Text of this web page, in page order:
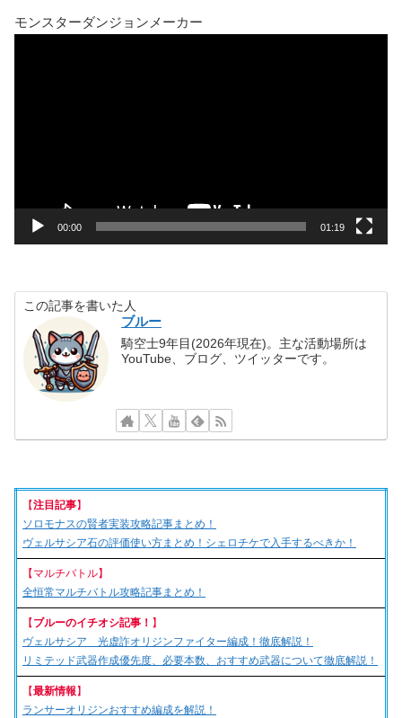
モンスターダンジョンメーカー
00:00 01:19
この記事を書いた人
ブルー
騎空士9年目(2026年現在)。主な活動場所は
YouTube、ブログ、ツイッターです。
【注目記事】
ソロモナスの賢者実装攻略記事まとめ！
ヴェルサシア石の評価使い方まとめ！シェロチケで入手するべきか！
【マルチバトル】
全恒常マルチバトル攻略記事まとめ！
【ブルーのイチオシ記事！ 】
ヴェルサシア 光虚詐オリジンファイター編成！徹底解説！
リミテッド武器作成優先度、必要本数、おすすめ武器について徹底解説！
【最新情報】
ランサーオリジンおすすめ編成を解説！